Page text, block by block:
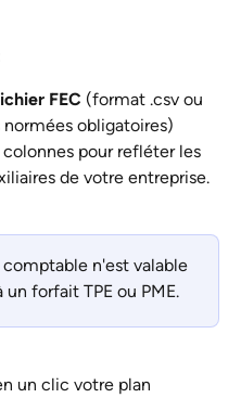
FEC (format .csv ou
obligatoires)
pour refléter les
de votre entreprise.
n'est valable
forfait TPE ou PME.
un clic votre plan